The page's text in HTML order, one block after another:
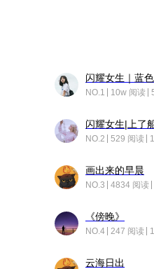
闪耀女生｜蓝
NO.1 10w 阅读
NO.2 529 阅读
画出来的早晨
NO.3 4834 阅读
《傍晚》
NO.4 247 阅读
云海日出